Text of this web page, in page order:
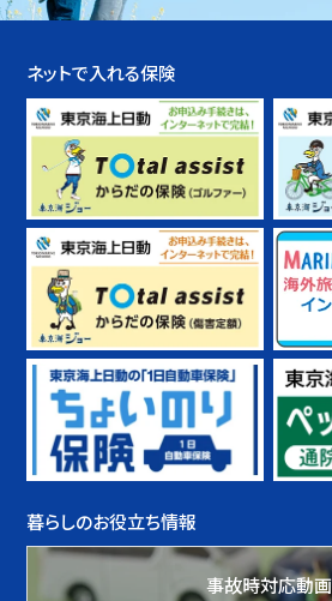
ネットで入れる保険
暮らしのお役立ち情報
事故時対応動画